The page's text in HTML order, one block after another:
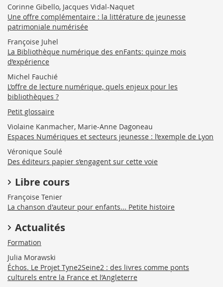
Corinne Gibello, Jacques Vidal-Naquet
Une offre complémentaire : la littérature de jeunesse
patrimoniale numérisée
Françoise Juhel
La Bibliothèque numérique des enFants: quinze mois
d’expérience
Michel Fauchié
L’offre de lecture numérique, quels enjeux pour les
bibliothèques ?
Petit glossaire
Violaine Kanmacher, Marie-Anne Dagoneau
Espaces Numériques et secteurs jeunesse : l’exemple de Lyon
Véronique Soulé
Des éditeurs papier s’engagent sur cette voie
Libre cours
Françoise Tenier
La chanson d'auteur pour enfants... Petite histoire
Actualités
Formation
Julia Morawski
Échos. Le Projet Tyne2Seine2 : des livres comme ponts
culturels entre la France et l’Angleterre